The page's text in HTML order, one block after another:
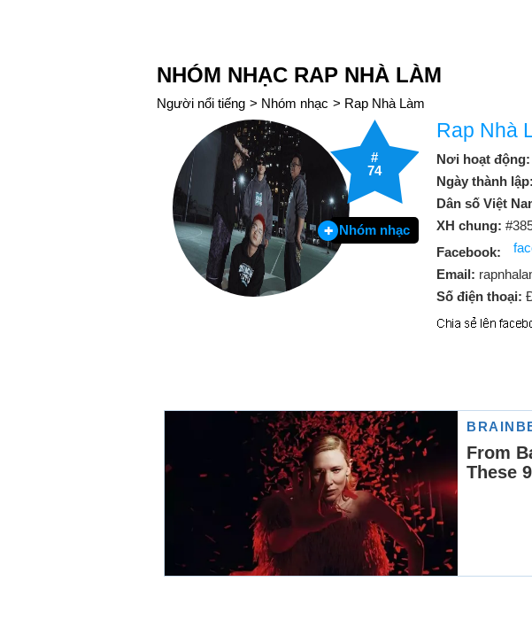
NHÓM NHẠC RAP NHÀ LÀM
Người nổi tiếng > Nhóm nhạc > Rap Nhà Làm
#
74
Nhóm nhạc
Rap Nhà
Nơi hoạt động:
Ngày thành lập:
Dân số Việt
XH chung:
Facebook:
Email:
Số điện thoại: